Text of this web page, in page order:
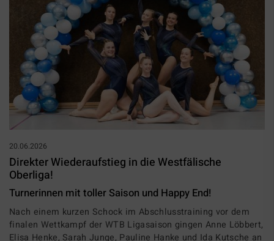
20.06.2026
Direkter Wiederaufstieg in die Westfälische
Oberliga!
Turnerinnen mit toller Saison und Happy End!
Nach einem kurzen Schock im Abschlusstraining vor dem
finalen Wettkampf der WTB Ligasaison gingen Anne Löbbert,
Elisa Henke, Sarah Junge, Pauline Hanke und Ida Kutsche an